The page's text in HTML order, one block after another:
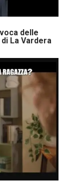
delle
La Vardera